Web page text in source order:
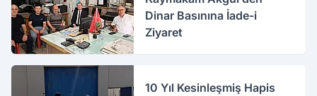
Dinar Basınına İade-i
Ziyaret
10 Yıl Kesinleşmiş Hapis